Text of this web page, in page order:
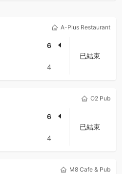
A-Plus Restaurant
6
4
已結束
O2 Pub
6
4
已結束
M8 Cafe & Pub